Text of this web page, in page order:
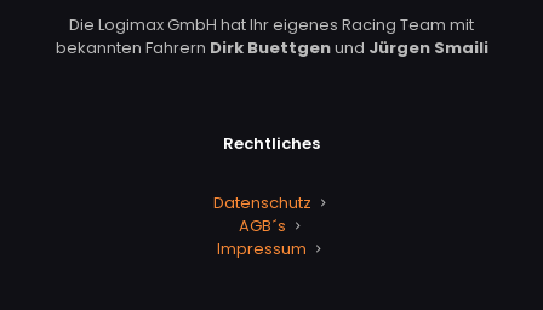
Die Logimax GmbH hat Ihr eigenes Racing Team mit
bekannten Fahrern Dirk Buettgenund Jürgen Smaili
Rechtliches
Datenschutz
AGB´s
Impressum